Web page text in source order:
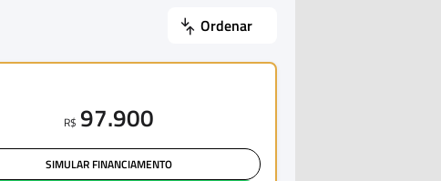
Ordenar
R$ 97.900
SIMULAR FINANCIAMENTO